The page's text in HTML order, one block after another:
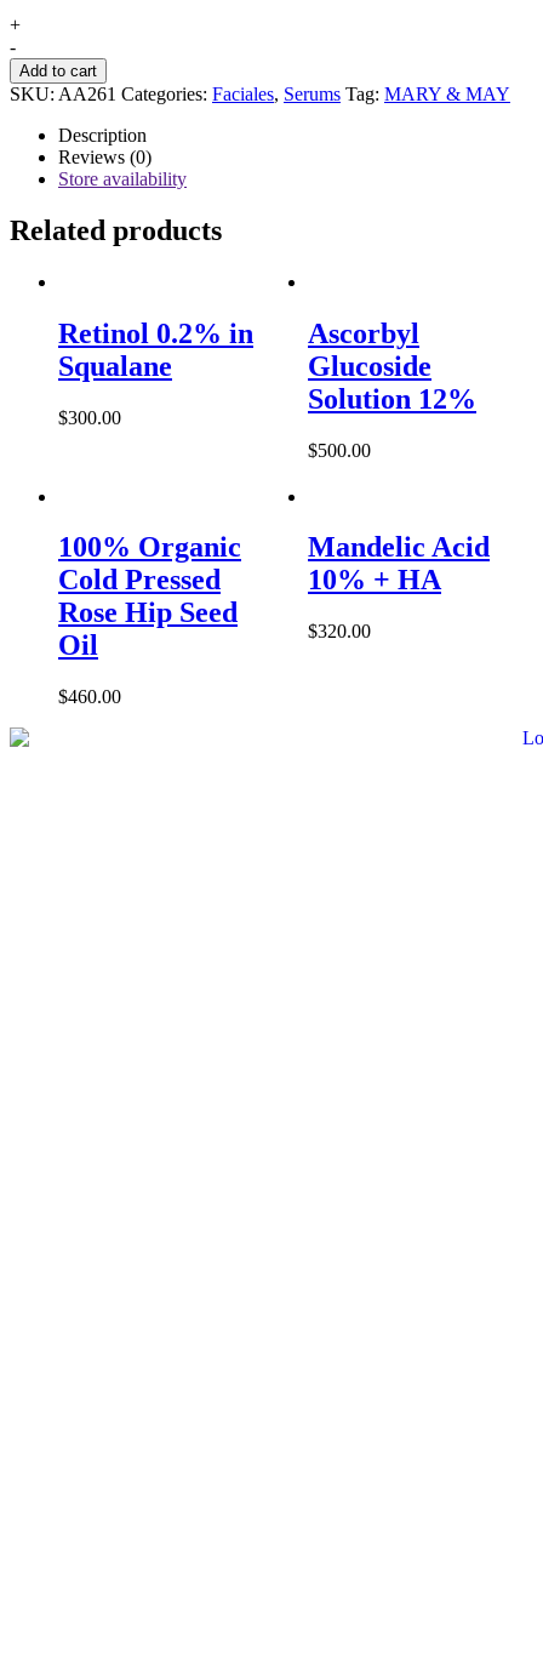
MARY
&
MAY
-
Cordata
Serum
quantity
+
-
Add to cart
SKU: AA261 Categories: Faciales, Serums Tag: MARY & MAY
Description
Reviews (0)
Store availability
Related products
Retinol 0.2% in
Squalane
$300.00
Ascorbyl
Glucoside
Solution 12%
$500.00
100% Organic
Cold Pressed
Rose Hip Seed
Oil
$460.00
Mandelic Acid
10% + HA
$320.00